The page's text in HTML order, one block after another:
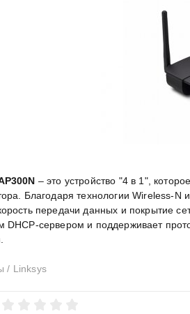
– это устройство "4 в 1",
Благодаря технологии Wireless-
передачи данных и покрытие
DHCP-сервером и поддерживает
/ Linksys